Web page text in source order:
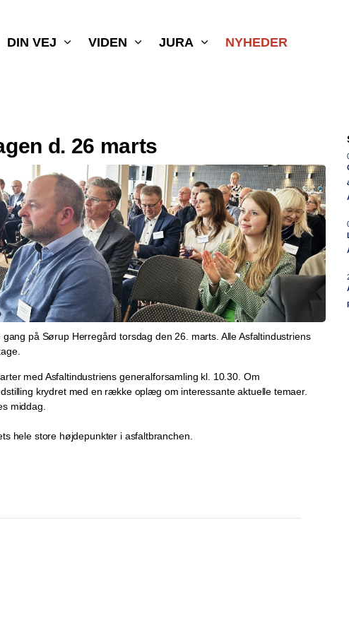
DIN VEJ VIDEN JURA NYHEDER
d. 26 marts
på Sørup Herregård torsdag den 26. marts. Alle Asfaltindustriens
med Asfaltindustriens generalforsamling kl. 10.30. Om
krydret med en række oplæg om interessante aktuelle temaer.
middag.
hele store højdepunkter i asfaltbranchen.